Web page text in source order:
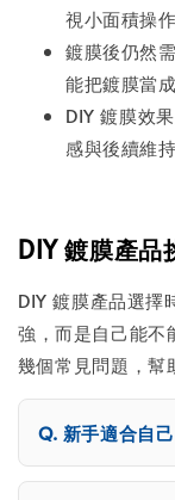
視小面積操
鍍膜後仍然
能把鍍膜當
DIY 鍍膜效
感與後續維
DIY 鍍膜產品
DIY 鍍膜產品選擇
強，而是自己能不
幾個常見問題，幫
新手適合自